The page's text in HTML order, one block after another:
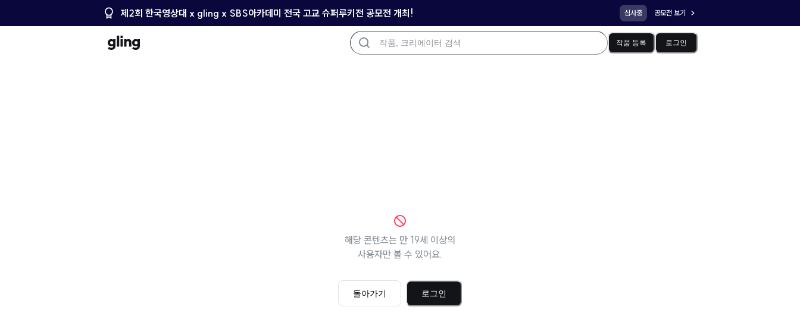
제2회 한국영상대 x gling x SBS아카데미 전국 고교 슈퍼루키전 공모전 개최! 심사중 공모전 보기
작품 등록 로그인
해당 콘텐츠는 만 19세 이상의
사용자만 볼 수 있어요.
돌아가기 로그인